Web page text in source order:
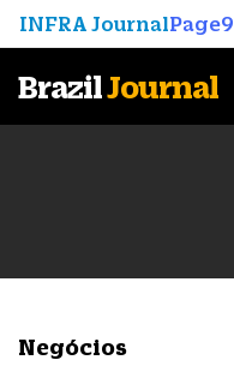
INFRA JournalPage9
BrazilJournal
Negócios